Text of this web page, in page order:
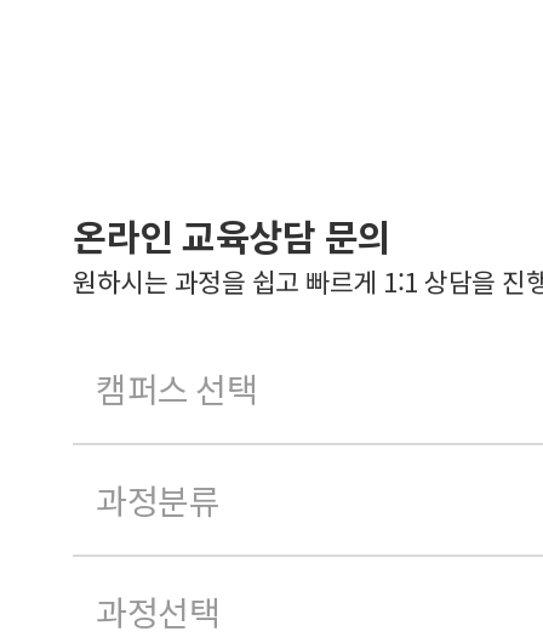
온라인 교육상담 문의
원하시는 과정을 쉽고 빠르게 1:1 상담을 진